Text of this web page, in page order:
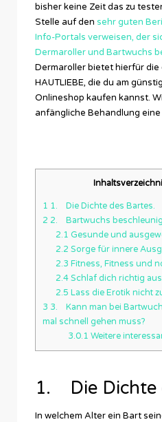
bisher keine Zeit das zu
Stelle auf den sehr guten
Info-Portals verweisen, der
Dermaroller und Bartwuchs
Dermaroller bietet hierfür die
HAUTLIEBE, die du am
Onlineshop kaufen kannst.
anfängliche Behandlung eine
1 1. Die Dichte des Bartes.
2 2. Bartwuchs
2.1 Gesunde und
2.2 Sorge für innere
2.3 Fitness, Fitness und
2.4Schlaf dich richtig aus
2.5 Lass die Erotik nicht
3 3. Kann man bei
mal schnell gehen muss?
3.0.1 Weitere
1. Die Dichte
In welchem Alter ein Bart